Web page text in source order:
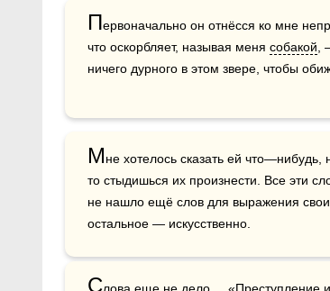
Первоначально он отнёсся ко мне
что оскорбляет, называя меня собакой
ничего дурного в этом звере, чтобы
Мне хотелось сказать ей
то стыдишься их произнести. Все эти
не нашло ещё слов для выражения
остальное — искусственно.
С